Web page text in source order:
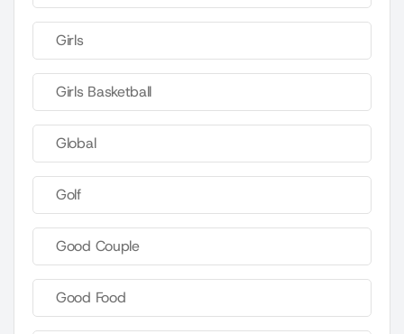
Girls
Girls Basketball
Global
Golf
Good Couple
Good Food